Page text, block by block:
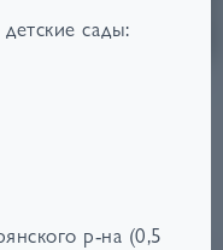
которое
под
сады:
р-на (0,5